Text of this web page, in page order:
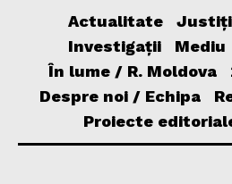
Actualitate
Investigații
Mediu
În lume / R. Moldova
Despre noi / Echipa
Proiecte